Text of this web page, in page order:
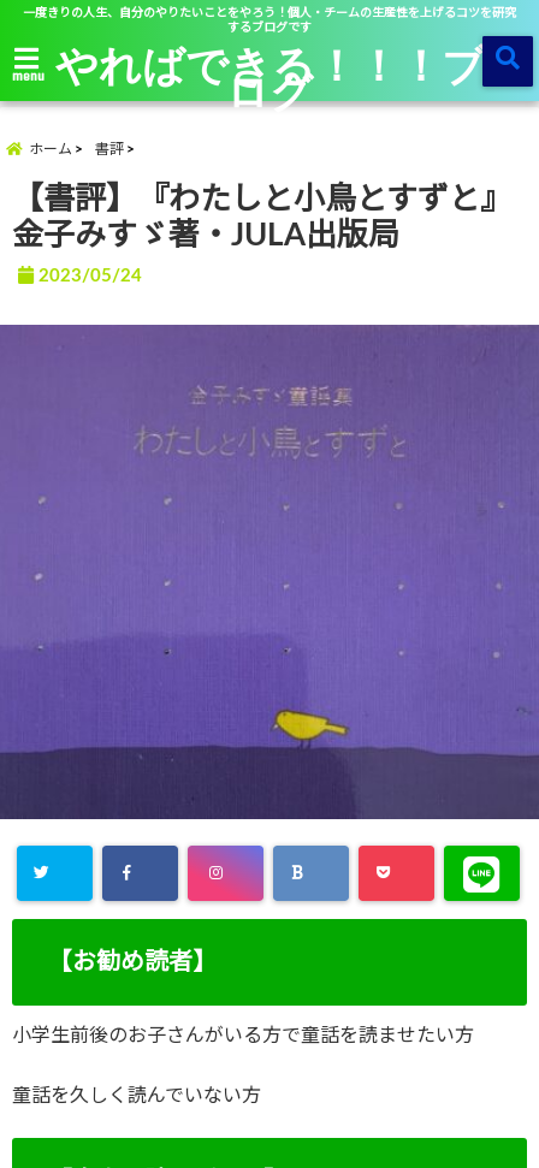
一度きりの人生、自分のやりたいことをやろう！個人・チームの生産性を上げるコツを研究
するブログです
menu やればできる！！！ブ
ログ
ホーム 書評
【書評】『わたしと小鳥とすずと』
金子みすゞ著・JULA出版局
2023/05/24
【お勧め読者】
小学生前後のお子さんがいる方で童話を読ませたい方
童話を久しく読んでいない方